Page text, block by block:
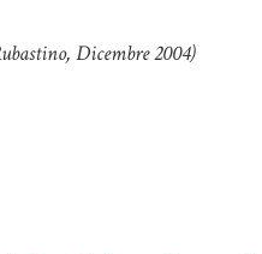
Dicembre 2004)